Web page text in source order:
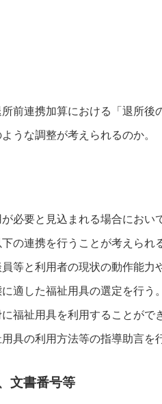
前連携加算における「退所後
うな調整が考えられるのか。
必要と見込まれる場合におい
の連携を行うことが考えられ
等と利用者の現状の動作能力
適した福祉用具の選定を行う。
福祉用具を利用することがで
具の利用方法等の指導助言を
文書番号等